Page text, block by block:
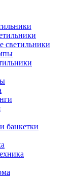
светильники
банкетки